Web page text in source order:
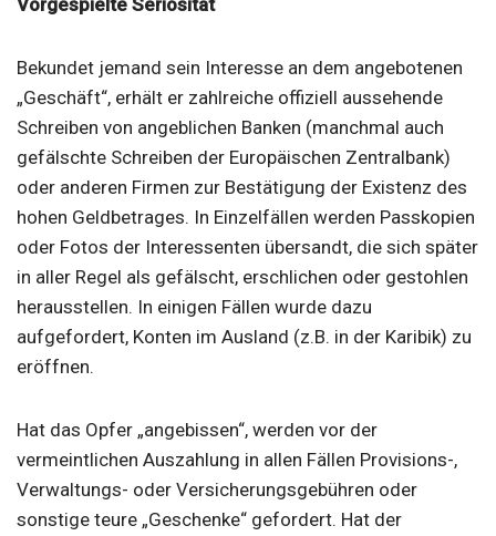
Bekundet jemand sein Interesse an dem angebotenen
„Geschäft“, erhält er zahlreiche offiziell aussehende
Schreiben von angeblichen Banken (manchmal auch
gefälschte Schreiben der Europäischen Zentralbank)
oder anderen Firmen zur Bestätigung der Existenz des
hohen Geldbetrages. In Einzelfällen werden Passkopien
oder Fotos der Interessenten übersandt, die sich später
in aller Regel als gefälscht, erschlichen oder gestohlen
herausstellen. In einigen Fällen wurde dazu
aufgefordert, Konten im Ausland (z.B. in der Karibik) zu
eröffnen.
Hat das Opfer „angebissen“, werden vor der
vermeintlichen Auszahlung in allen Fällen Provisions-,
Verwaltungs- oder Versicherungsgebühren oder
sonstige teure „Geschenke“ gefordert. Hat der